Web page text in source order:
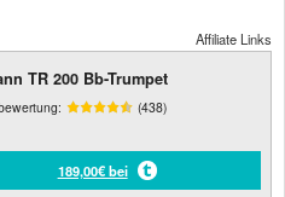
Affiliate Links
TR 200 Bb-Trumpet
(438)
189,00€ bei